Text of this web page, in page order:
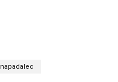
napadalec